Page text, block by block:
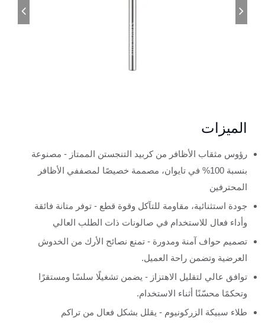
الميزات
رؤوس مثقاب الأظافر من كربيد التنجستن الممتاز - مصنوعة
بنسبة 100% في تايوان، مصممة خصيصًا لمصففي الأظافر
المحترفين
جودة استثنائية، مقاومة للتآكل وقوة قطع - توفر متانة فائقة
وأداء فعال للاستخدام في صالونات ذات الطلب العالي
تصميم حواف آمنة ومدورة - تمنع نصائح الأرك من الخدوش
العرضية وتضمن راحة العميل.
توافق عالي لتقليل الاهتزاز - يضمن تشغيلًا سلسًا ومستقرًا
وتحكمًا محسّنًا أثناء الاستخدام.
طلاء سبيكة الزركونيوم - يقلل بشكل فعال من تراكم